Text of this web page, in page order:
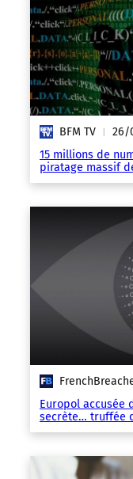
BFM TV | 26/
15 millions de
piratage massif
Europol accusée
secrète… truffée